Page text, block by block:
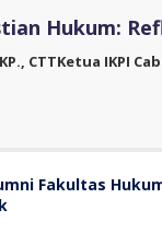
Hukum:
CTTKetua IKPI